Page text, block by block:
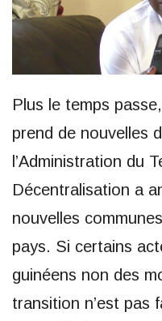
Plus le temps
prend de nouvelles
l’Administration du
Décentralisation a
nouvelles
pays. Si certains
guinéens non des
transition n’est pas